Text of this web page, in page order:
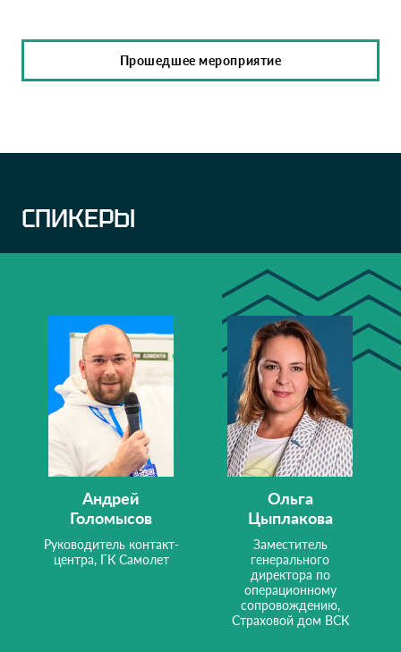
Прошедшее мероприятие
СПИКЕРЫ
Андрей
Голомысов
Руководитель контакт-
центра, ГК Самолет
Ольга
Цыплакова
Заместитель
генерального
директора по
операционному
сопровождению,
Страховой дом ВСК